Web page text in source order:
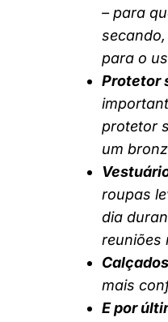
– para
para o
Protetor
protetor
um
roupas
dia
reuniões
Calçados
mais
E por